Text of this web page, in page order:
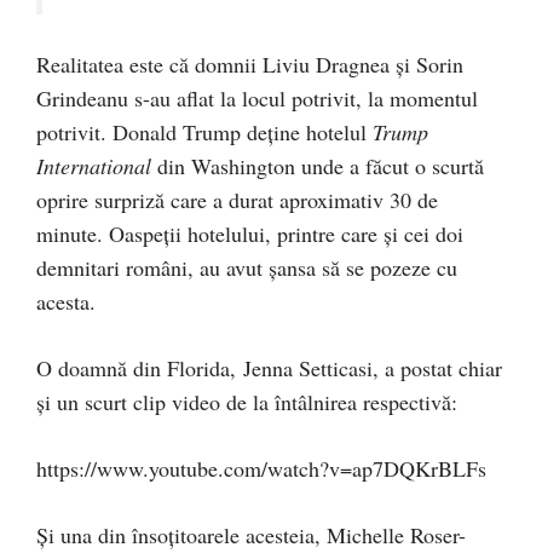
Realitatea este că domnii Liviu Dragnea și Sorin
Grindeanu s-au aflat la locul potrivit, la momentul
potrivit. Donald Trump deține hotelul Trump
International din Washington unde a făcut o scurtă
oprire surpriză care a durat aproximativ 30 de
minute. Oaspeții hotelului, printre care și cei doi
demnitari români, au avut șansa să se pozeze cu
acesta.
O doamnă din Florida, Jenna Setticasi, a postat chiar
și un scurt clip video de la întâlnirea respectivă:
https://www.youtube.com/watch?v=ap7DQKrBLFs
Și una din însoțitoarele acesteia, Michelle Roser-